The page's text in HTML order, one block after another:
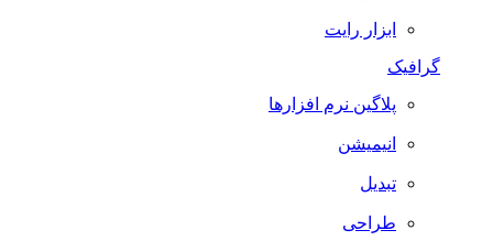
ابزار رایت
گرافیک
پلاگین نرم افزارها
انیمیشن
تبدیل
طراحی